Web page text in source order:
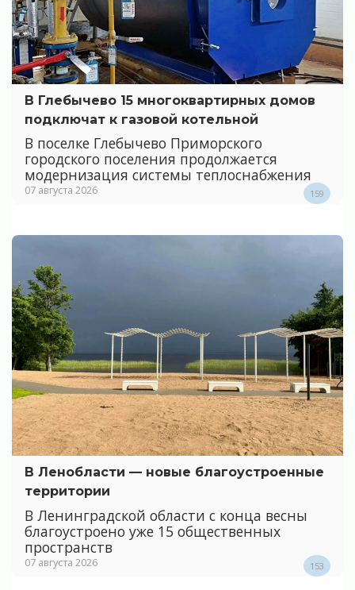
В Глебычево 15 многоквартирных домов
подключат к газовой котельной
В поселке Глебычево Приморского
городского поселения продолжается
модернизация системы теплоснабжения
07 августа 2026 159
В Ленобласти — новые благоустроенные
территории
В Ленинградской области с конца весны
благоустроено уже 15 общественных
пространств
07 августа 2026 153